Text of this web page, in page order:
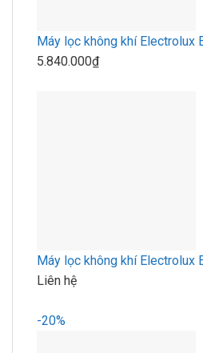
Máy lọc không khí Electrolux
5.840.000₫
Máy lọc không khí Electrolux
Liên hệ
-20%